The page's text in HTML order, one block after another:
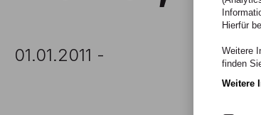
01.01.2011 -
Hierfür
Weitere
finden
Weitere